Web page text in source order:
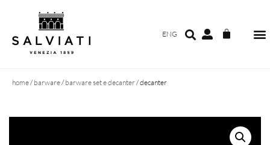
ENG
home/ barware/ barware set e decanter/ decanter